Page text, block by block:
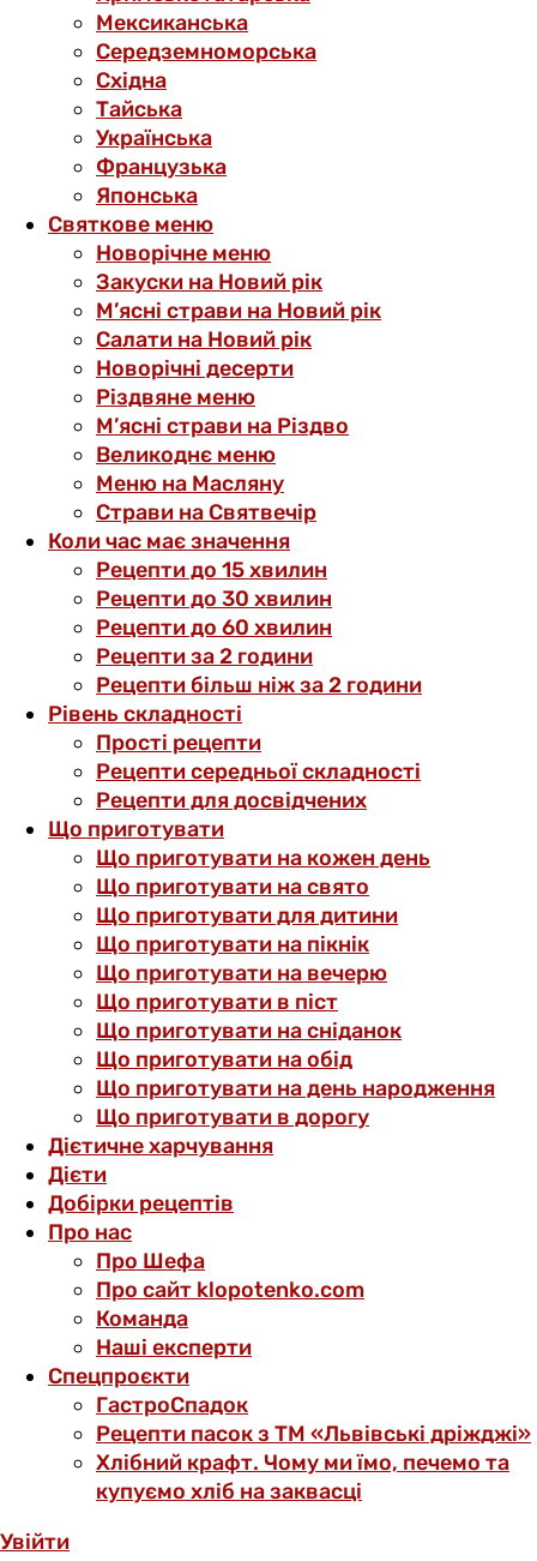
Мексиканська
Середземноморська
Східна
Тайська
Українська
Французька
Японська
Святкове меню
Новорічне меню
Закуски на Новий рік
М’ясні страви на Новий рік
Салати на Новий рік
Новорічні десерти
Різдвяне меню
М’ясні страви на Різдво
Великоднє меню
Меню на Масляну
Страви на Святвечір
Коли час має значення
Рецепти до 15 хвилин
Рецепти до 30 хвилин
Рецепти до 60 хвилин
Рецепти за 2 години
Рецепти більш ніж за 2 години
Рівень складності
Прості рецепти
Рецепти середньої складності
Рецепти для досвідчених
Що приготувати
Що приготувати на кожен день
Що приготувати на свято
Що приготувати для дитини
Що приготувати на пікнік
Що приготувати на вечерю
Що приготувати в піст
Що приготувати на сніданок
Що приготувати на обід
Що приготувати на день народження
Що приготувати в дорогу
Дієтичне харчування
Дієти
Добірки рецептів
Про нас
Про Шефа
Про сайт klopotenko.com
Команда
Наші експерти
Спецпроєкти
ГастроСпадок
Рецепти пасок з ТМ «Львівські дріжджі»
Хлібний крафт. Чому ми їмо, печемо та
купуємо хліб на заквасці
Увійти